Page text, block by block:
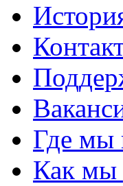
Где мы
Как мы